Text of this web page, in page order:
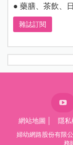
● 藥膳、茶飲、
雜誌訂閱
網站地圖 隱
婦幼網路股份有限
務